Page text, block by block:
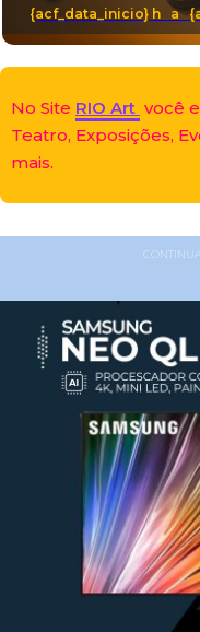
{acf_data_inicio} h a
No Site RIO Art você
Teatro, Exposições,
mais.